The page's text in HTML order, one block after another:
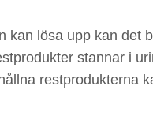
kan lösa upp kan det
stannar i
restprodukterna